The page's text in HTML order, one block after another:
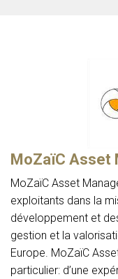
MoZaïC Asset
MoZaïC Asset
exploitants dans la
développement et
gestion et la
Europe. MoZaïC
particulier: d’une